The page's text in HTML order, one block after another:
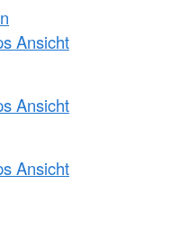
Ansicht
Ansicht
Ansicht